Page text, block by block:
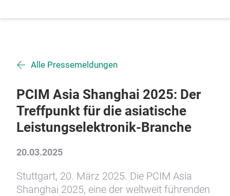
Alle Pressemeldungen
PCIM Asia Shanghai 2025: Der
Treffpunkt für die asiatische
Leistungselektronik-Branche
20.03.2025
Stuttgart, 20. März 2025. Die PCIM Asia
Shanghai 2025, eine der weltweit führenden